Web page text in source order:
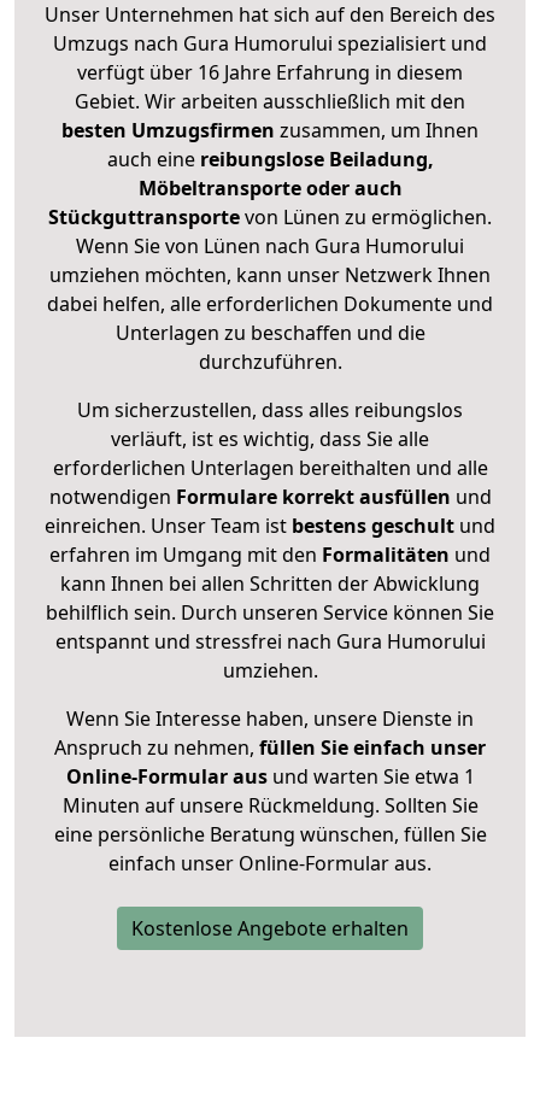
Unser Unternehmen hat sich auf den Bereich des
Umzugs nach Gura Humorului spezialisiert und
verfügt über 16 Jahre Erfahrung in diesem
Gebiet. Wir arbeiten ausschließlich mit den
besten Umzugsfirmen zusammen, um Ihnen
auch eine reibungslose Beiladung,
Möbeltransporte oder auch
Stückguttransportevon Lünen zu ermöglichen.
Wenn Sie von Lünen nach Gura Humorului
umziehen möchten, kann unser Netzwerk Ihnen
dabei helfen, alle erforderlichen Dokumente und
Unterlagen zu beschaffen und die
durchzuführen.
Um sicherzustellen, dass alles reibungslos
verläuft, ist es wichtig, dass Sie alle
erforderlichen Unterlagen bereithalten und alle
notwendigen Formulare korrekt ausfüllen und
einreichen. Unser Team ist bestens geschult und
erfahren im Umgang mit den Formalitäten und
kann Ihnen bei allen Schritten der Abwicklung
behilflich sein. Durch unseren Service können Sie
entspannt und stressfrei nach Gura Humorului
umziehen.
Wenn Sie Interesse haben, unsere Dienste in
Anspruch zu nehmen, füllen Sie einfach unser
Online-Formular ausund warten Sie etwa 1
Minuten auf unsere Rückmeldung. Sollten Sie
eine persönliche Beratung wünschen, füllen Sie
einfach unser Online-Formular aus.
Kostenlose Angebote erhalten